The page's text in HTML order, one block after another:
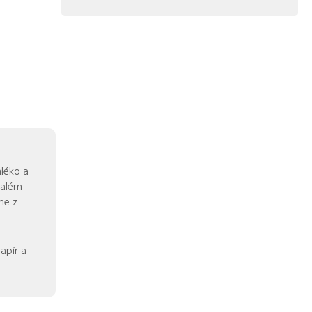
a
z
a